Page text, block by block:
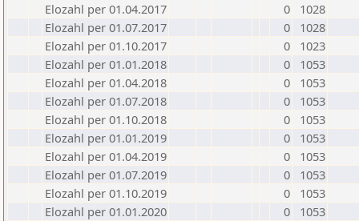
Elozahl per 01.04.2017
0
1028
Elozahl per 01.07.2017
0
1028
Elozahl per 01.10.2017
0
1023
Elozahl per 01.01.2018
0
1053
Elozahl per 01.04.2018
0
1053
Elozahl per 01.07.2018
0
1053
Elozahl per 01.10.2018
0
1053
Elozahl per 01.01.2019
0
1053
Elozahl per 01.04.2019
0
1053
Elozahl per 01.07.2019
0
1053
Elozahl per 01.10.2019
0
1053
Elozahl per 01.01.2020
0
1053